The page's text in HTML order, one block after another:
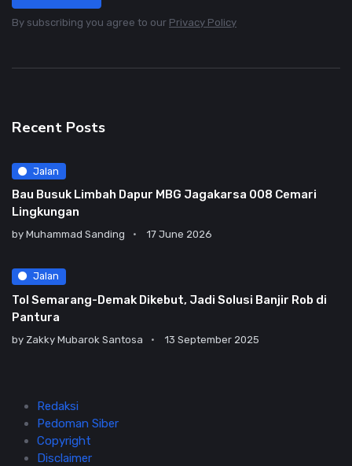
By subscribing you agree to our Privacy Policy
Recent Posts
Jalan
Bau Busuk Limbah Dapur MBG Jagakarsa 008 Cemari
Lingkungan
by Muhammad Sanding 17 June 2026
Jalan
Tol Semarang-Demak Dikebut, Jadi Solusi Banjir Rob di
Pantura
by Zakky Mubarok Santosa 13 September 2025
Redaksi
Pedoman Siber
Copyright
Disclaimer